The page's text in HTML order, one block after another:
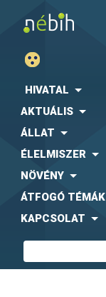
HIVATAL
AKTUÁLIS
ÁLLAT
ÉLELMISZER
NÖVÉNY
ÁTFOGÓ TÉMÁK
KAPCSOLAT